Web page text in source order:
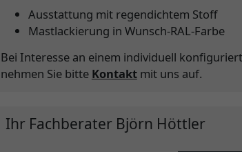
Ausstattung mit regendichtem Stoff
Mastlackierung in Wunsch-RAL-Farbe
Bei Interesse an einem individuell
nehmen Sie bitte Kontaktmit uns auf.
Ihr Fachberater Björn Höttler